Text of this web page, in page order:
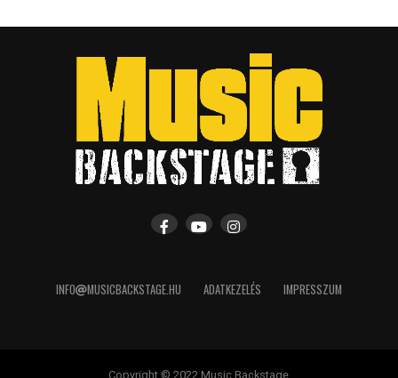
INFO MUSICBACKSTAGE.HU ADATKEZELÉS IMPRESSZUM
Copyright © 2022 Music Backstage